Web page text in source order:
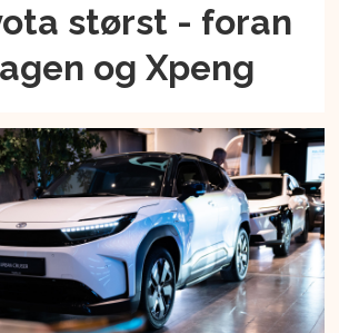
størst - foran
og Xpeng